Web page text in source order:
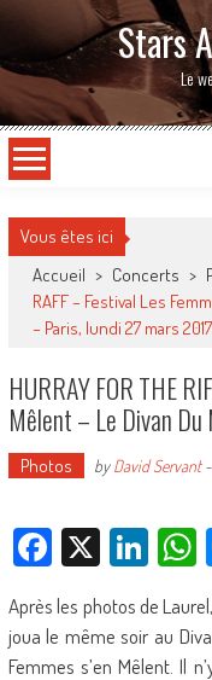
Stars
Le
Vous êtes ici
Accueil > Concerts >
RAFF – Festival Les
– Paris, lundi 27 mars 2017
HURRAY FOR THE
Mêlent – Le Divan
Photos byDavid Servant-
Facebook
X
Après les photos de
joua le même soir au
Femmes s’en Mêlent. Il